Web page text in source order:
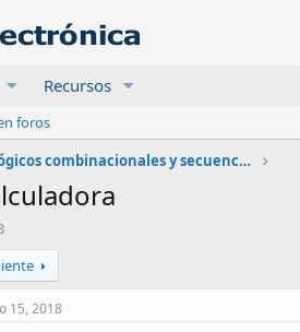
Recursos
foros
Circuitos lógicos combinacionales y secuenciales
15, 2018